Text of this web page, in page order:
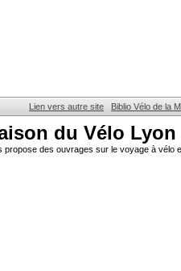
Lien vers autre site Biblio Vélo de la
du Vélo Lyon
propose des ouvrages sur le voyage à